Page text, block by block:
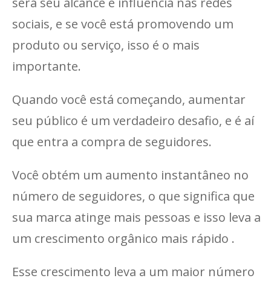
sociais, e se você está promovendo um
produto ou serviço, isso é o mais
importante.
Quando você está começando, aumentar
seu público é um verdadeiro desafio, e é aí
que entra a compra de seguidores.
Você obtém um aumento instantâneo no
número de seguidores, o que significa que
sua marca atinge mais pessoas e isso leva a
um crescimento orgânico mais rápido .
Esse crescimento leva a um maior número